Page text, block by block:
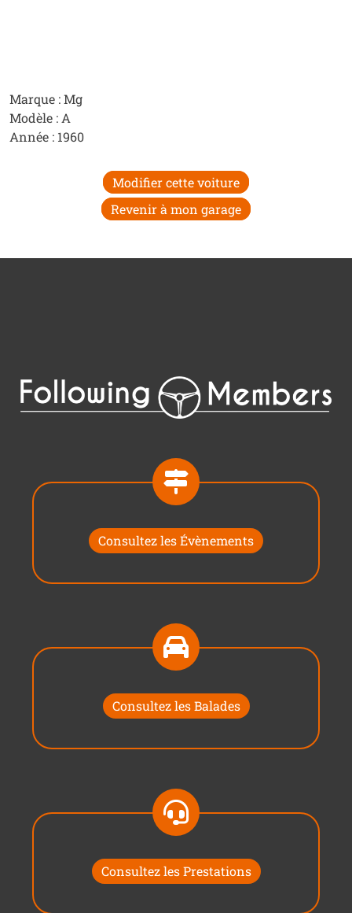
Marque : Mg
Modèle : A
Année : 1960
Modifier cette voiture
Revenir à mon garage
Consultez les Évènements
Consultez les Balades
Consultez les Prestations